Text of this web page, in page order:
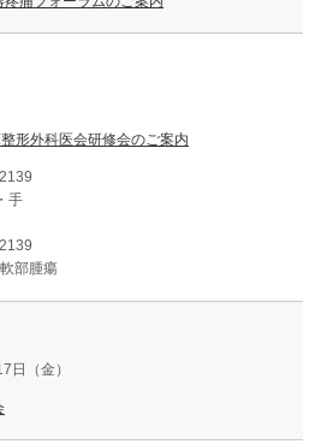
形外科医会研修会のご案内
手
部腫瘍
日（金）